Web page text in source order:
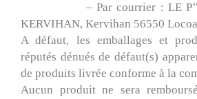
– Par courrier : LE P’TIT
KERVIHAN, Kervihan 56550
A défaut, les emballages et
réputés dénués de défaut(s)
de produits livrée conforme à la
Aucun produit ne sera